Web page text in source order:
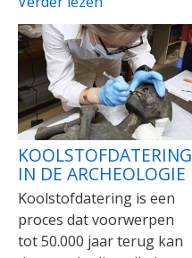
KOOLSTOFDATERING
IN DE ARCHEOLOGIE
Koolstofdatering is een
proces dat voorwerpen
tot 50.000 jaar terug kan